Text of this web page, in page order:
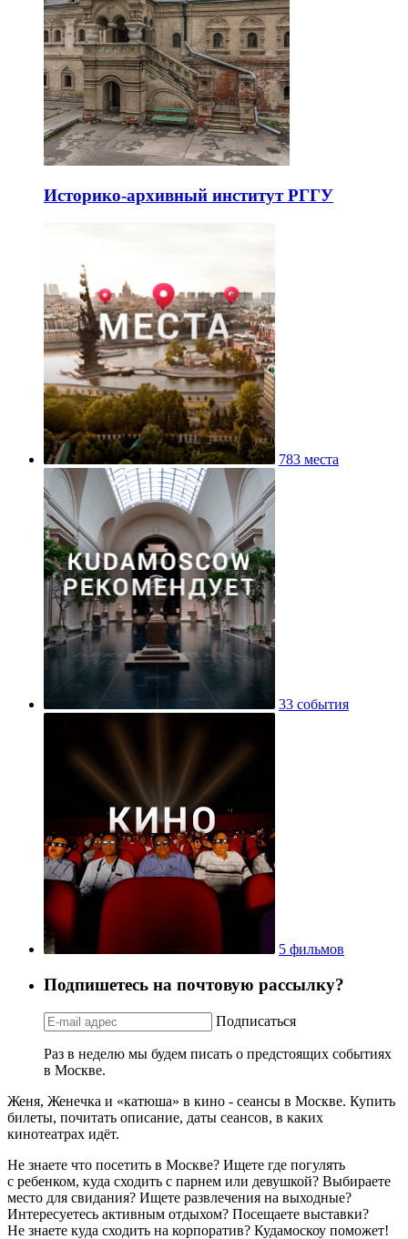
Историко-архивный институт РГГУ
783 места
33 события
5 фильмов
Подпишетесь на почтовую рассылку?
Подписаться
Раз в неделю мы будем писать о предстоящих событиях
в Москве.
Женя, Женечка и «катюша» в кино - сеансы в Москве. Купить
билеты, почитать описание, даты сеансов, в каких
кинотеатрах идёт.
Не знаете что посетить в Москве? Ищете где погулять
с ребенком, куда сходить с парнем или девушкой? Выбираете
место для свидания? Ищете развлечения на выходные?
Интересуетесь активным отдыхом? Посещаете выставки?
Не знаете куда сходить на корпоратив? Кудамоскоу поможет!